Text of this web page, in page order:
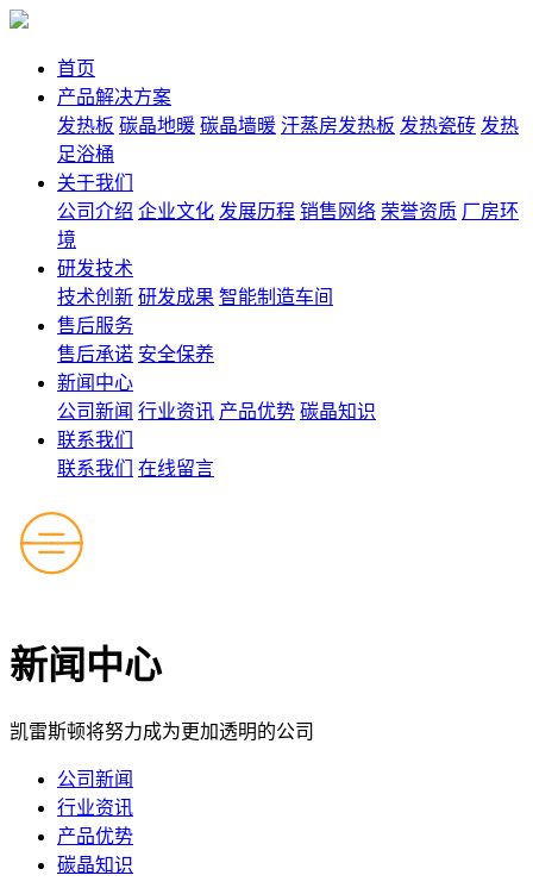
首页
产品解决方案
发热板 碳晶地暖 碳晶墙暖 汗蒸房发热板 发热瓷砖 发热
足浴桶
关于我们
公司介绍 企业文化 发展历程 销售网络 荣誉资质 厂房环
境
研发技术
技术创新 研发成果 智能制造车间
售后服务
售后承诺 安全保养
新闻中心
公司新闻 行业资讯 产品优势 碳晶知识
联系我们
联系我们
在线留言
新闻中心
凯雷斯顿将努力成为更加透明的公司
公司新闻
行业资讯
产品优势
碳晶知识